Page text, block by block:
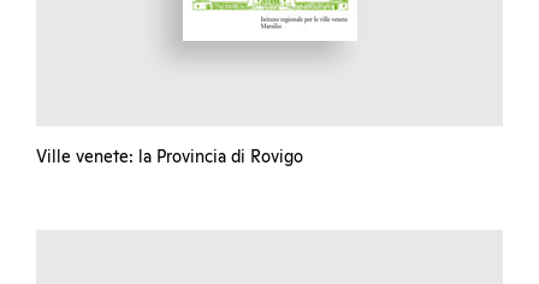
Ville venete: la Provincia di Rovigo